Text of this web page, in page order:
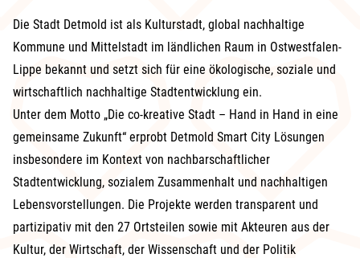
Die Stadt Detmold ist als Kulturstadt, global nachhaltige
Kommune und Mittelstadt im ländlichen Raum in Ostwestfalen-
Lippe bekannt und setzt sich für eine ökologische, soziale und
wirtschaftlich nachhaltige Stadtentwicklung ein.
Unter dem Motto „Die co-kreative Stadt – Hand in Hand in eine
gemeinsame Zukunft“ erprobt Detmold Smart City Lösungen
insbesondere im Kontext von nachbarschaftlicher
Stadtentwicklung, sozialem Zusammenhalt und nachhaltigen
Lebensvorstellungen. Die Projekte werden transparent und
partizipativ mit den 27 Ortsteilen sowie mit Akteuren aus der
Kultur, der Wirtschaft, der Wissenschaft und der Politik